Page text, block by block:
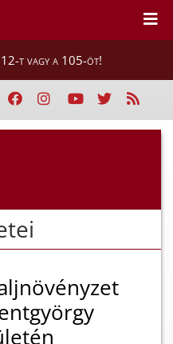
t vagy a 105-öt!